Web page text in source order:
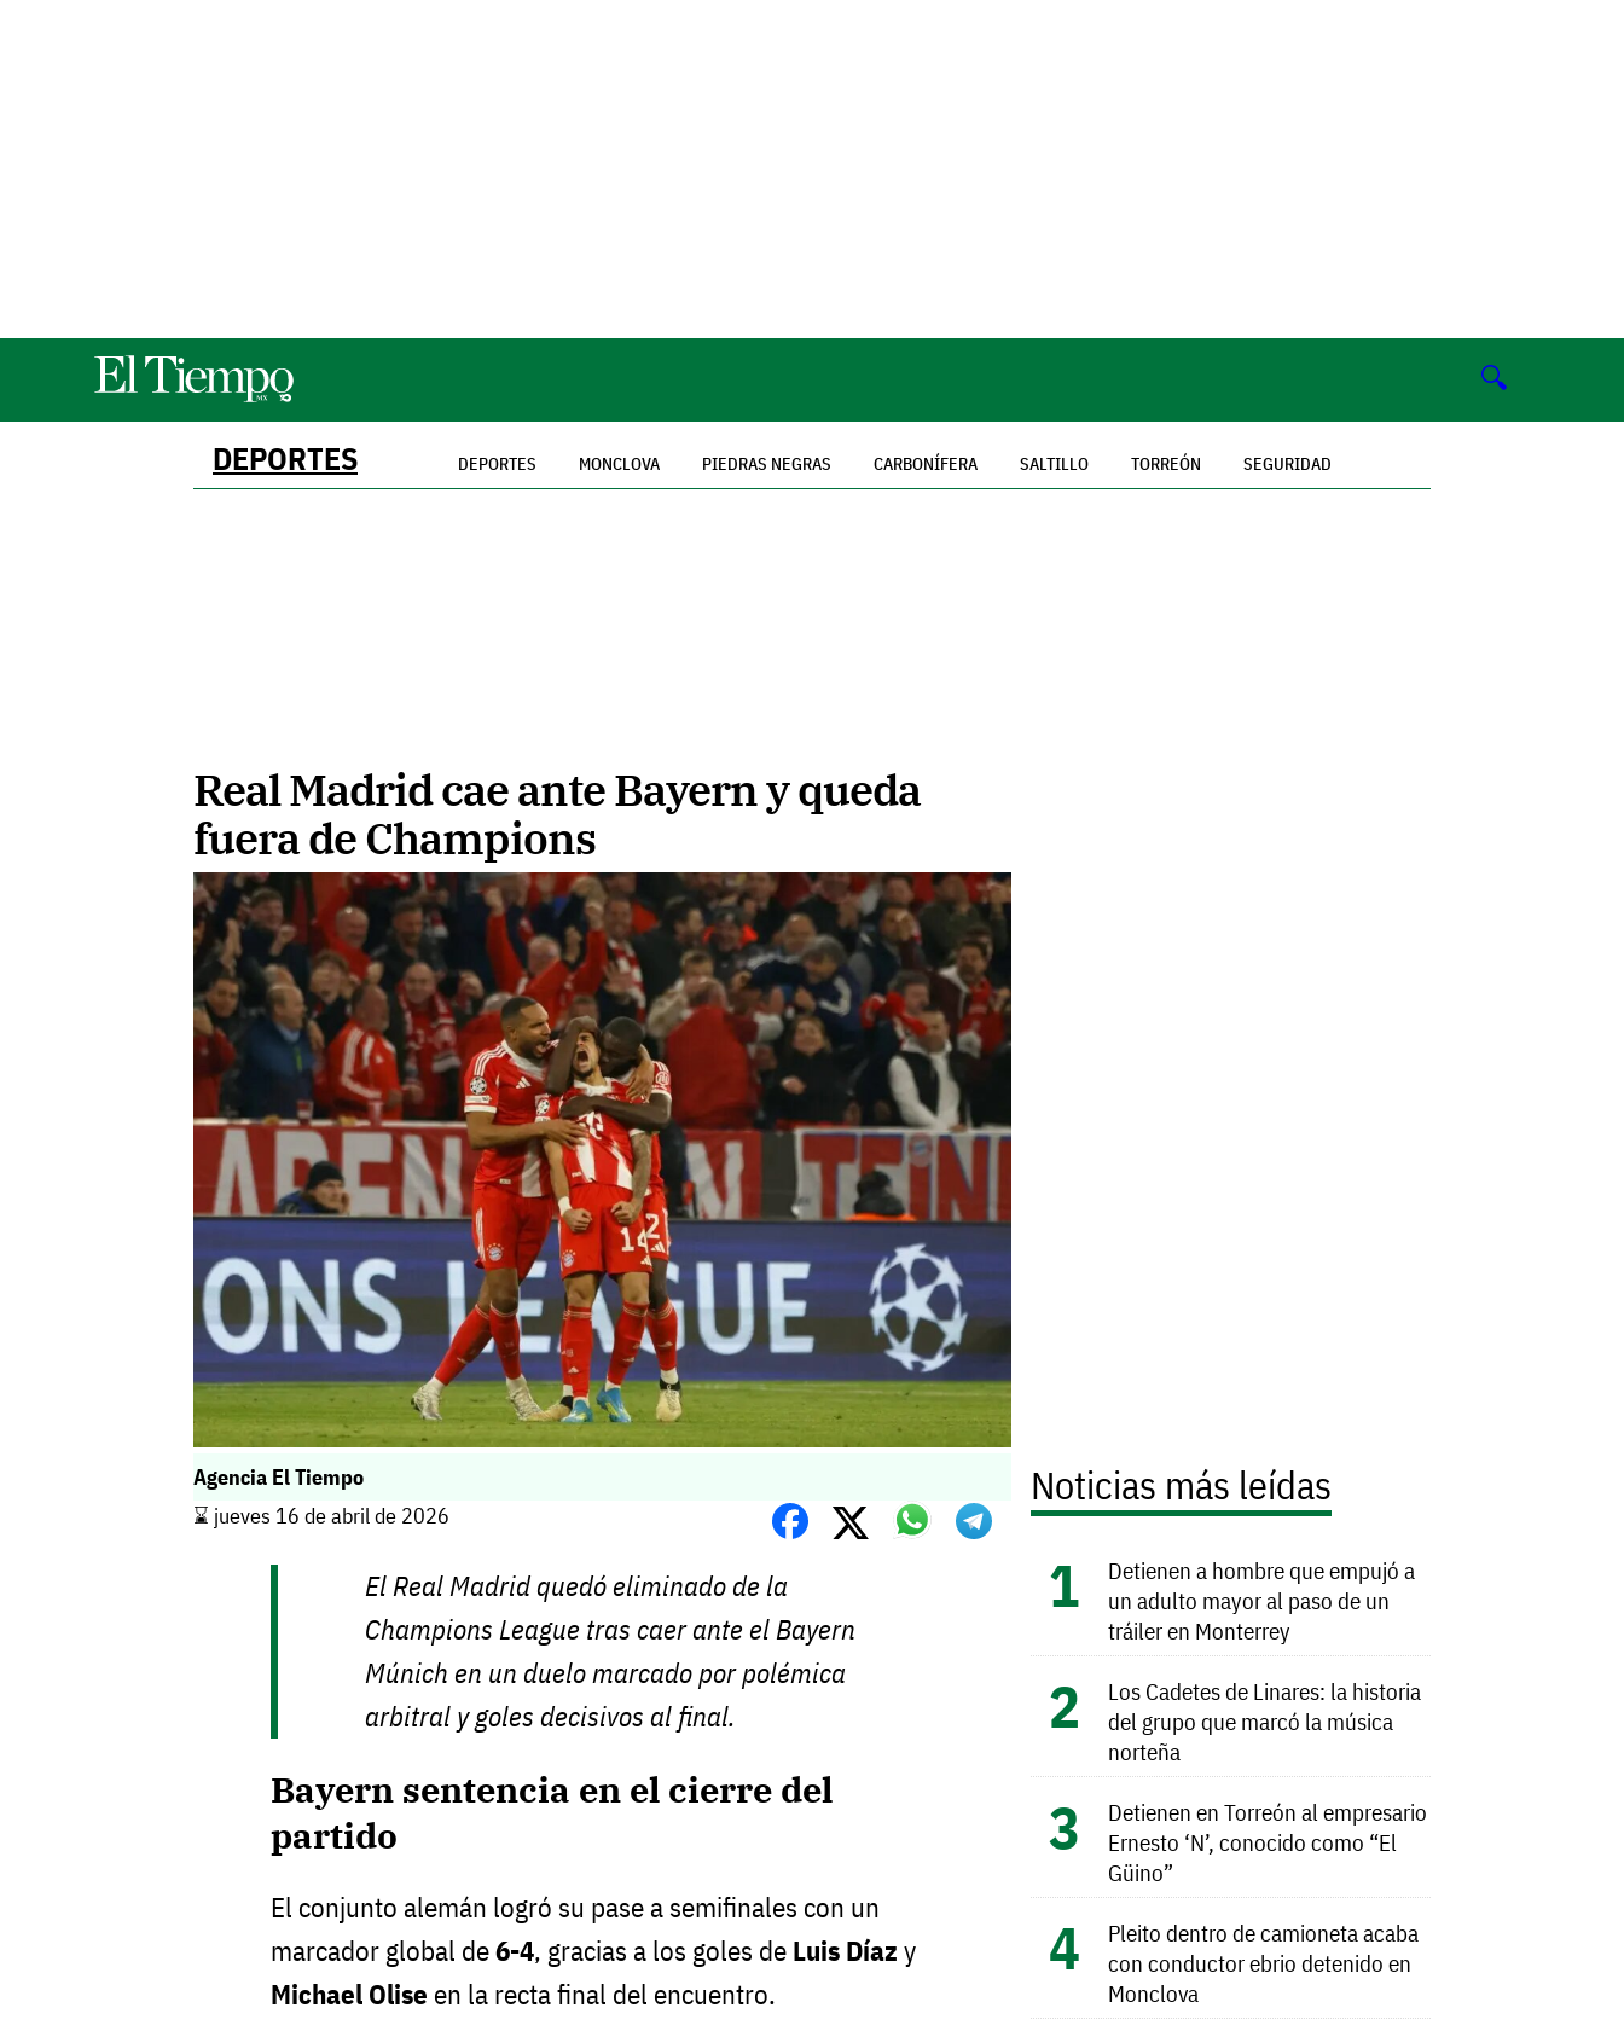
🔍
DEPORTES DEPORTES MONCLOVA PIEDRAS NEGRAS CARBONÍFERA SALTILLO TORREÓN SEGURIDAD
Real Madrid cae ante Bayern y queda
fuera de Champions
Agencia El Tiempo
⌛️ jueves 16 de abril de 2026
El Real Madrid quedó eliminado de la
Champions League tras caer ante el Bayern
Múnich en un duelo marcado por polémica
arbitral y goles decisivos al final.
Bayern sentencia en el cierre del
partido
El conjunto alemán logró su pase a semifinales con un
marcador global de6-4, gracias a los goles de Luis Díaz y
Michael Olise en la recta final del encuentro.
Noticias más leídas
Detienen a hombre que empujó a
un adulto mayor al paso de un
tráiler en Monterrey
Los Cadetes de Linares: la historia
del grupo que marcó la música
norteña
Detienen en Torreón al empresario
Ernesto ‘N’, conocido como “El
Güino”
Pleito dentro de camioneta acaba
con conductor ebrio detenido en
Monclova